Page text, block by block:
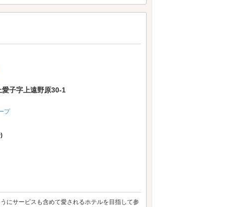
子字上遠野原30-1
プ
サービスも含めて愛されるホテルを目指して参